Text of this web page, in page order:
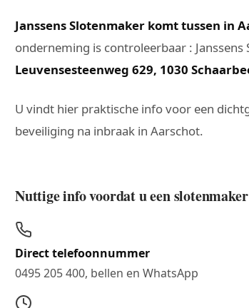
Janssens Slotenmaker komt tussen
onderneming is controleerbaar :
Leuvensesteenweg 629, 1030
U vindt hier praktische info voor een
beveiliging na inbraak in Aarschot.
Nuttige info voordat u een
Direct telefoonnummer
0495 205 400, bellen en WhatsApp